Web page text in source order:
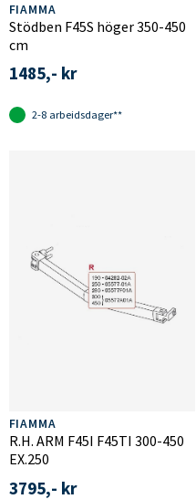
FIAMMA
Stödben F45S höger 350-450
cm
1485,- kr
2-8 arbeidsdager**
FIAMMA
R.H. ARM F45I F45TI 300-450
EX.250
3795,- kr